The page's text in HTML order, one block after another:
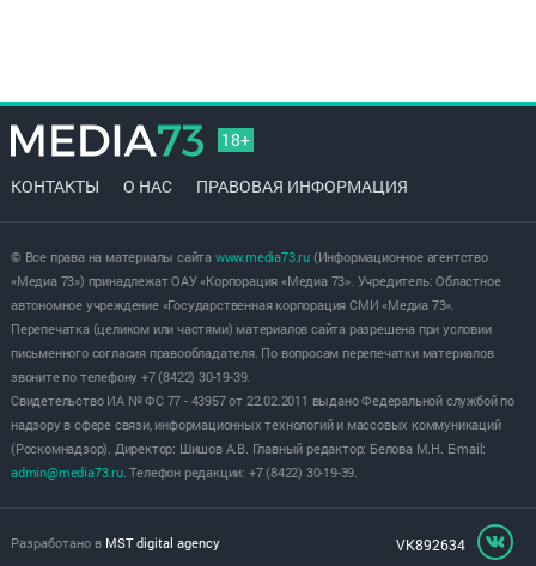
18+
КОНТАКТЫ О НАС ПРАВОВАЯ ИНФОРМАЦИЯ
© Все права на материалы сайта www.media73.ru(Информационное агентство
«Медиа 73») принадлежат ОАУ «Корпорация «Медиа 73». Учредитель: Областное
автономное учреждение «Государственная корпорация СМИ «Медиа 73».
Перепечатка (целиком или частями) материалов сайта разрешена при условии
письменного согласия правообладателя. По вопросам перепечатки материалов
звоните по телефону +7 (8422) 30-19-39.
Свидетельство ИА № ФС 77 - 43957 от 22.02.2011 выдано Федеральной службой по
надзору в сфере связи, информационных технологий и массовых коммуникаций
(Роскомнадзор). Директор: Шишов А.В. Главный редактор: Белова М.Н. E-mail:
admin@media73.ru. Телефон редакции: +7 (8422) 30-19-39.
Разработано в MST digital agency VK892634